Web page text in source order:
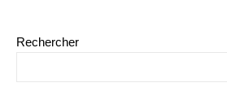
Rechercher